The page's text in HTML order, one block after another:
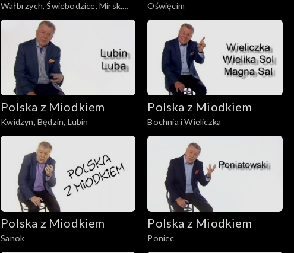
Wałbrzych, Świebodzice, Mirsk,
Złotoryja
Oświęcim
Polska z Miodkiem
Kwidzyn, Będzin, Lubin
Polska z Miodkiem
Bochnia i Wieliczka
Polska z Miodkiem
Sanok
Polska z Miodkiem
Poniec